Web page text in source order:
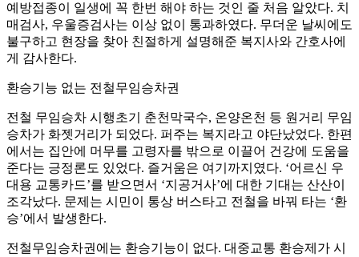
예방접종이 일생에 꼭 한번 해야 하는 것인 줄 처음 알았다. 치
매검사, 우울증검사는 이상 없이 통과하였다. 무더운 날씨에도
불구하고 현장을 찾아 친절하게 설명해준 복지사와 간호사에
게 감사한다.
환승기능 없는 전철무임승차권
전철 무임승차 시행초기 춘천막국수, 온양온천 등 원거리 무임
승차가 화젯거리가 되었다. 퍼주는 복지라고 야단났었다. 한편
에서는 집안에 머무를 고령자를 밖으로 이끌어 건강에 도움을
준다는 긍정론도 있었다. 즐거움은 여기까지였다. ‘어르신 우
대용 교통카드’를 받으면서 ‘지공거사’에 대한 기대는 산산이
조각났다. 문제는 시민이 통상 버스타고 전철을 바꿔 타는 ‘환
승’에서 발생한다.
전철무임승차권에는 환승기능이 없다. 대중교통 환승제가 시